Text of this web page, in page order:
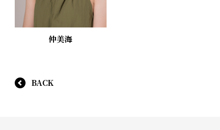
仲美海
BACK